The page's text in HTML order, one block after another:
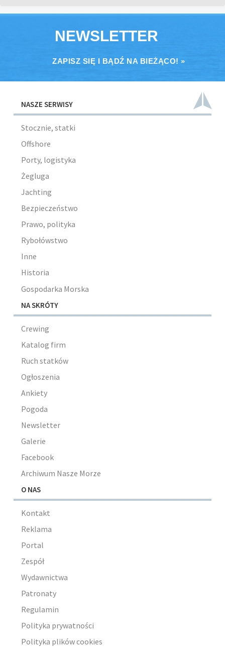
NEWSLETTER
ZAPISZ SIĘ I BĄDŹ NA BIEŻĄCO! »
NASZE SERWISY
Stocznie, statki
Offshore
Porty, logistyka
Żegluga
Jachting
Bezpieczeństwo
Prawo, polityka
Rybołówstwo
Inne
Historia
Gospodarka Morska
NA SKRÓTY
Crewing
Katalog firm
Ruch statków
Ogłoszenia
Ankiety
Pogoda
Newsletter
Galerie
Facebook
Archiwum Nasze Morze
O NAS
Kontakt
Reklama
Portal
Zespół
Wydawnictwa
Patronaty
Regulamin
Polityka prywatności
Polityka plików cookies